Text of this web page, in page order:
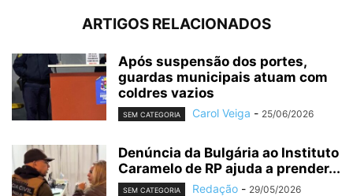
ARTIGOS RELACIONADOS
Após suspensão dos portes,
guardas municipais atuam com
coldres vazios
SEM CATEGORIA Carol Veiga - 25/06/2026
Denúncia da Bulgária ao Instituto
Caramelo de RP ajuda a prender...
SEM CATEGORIA Redação - 29/05/2026